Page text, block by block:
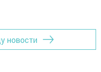
новости